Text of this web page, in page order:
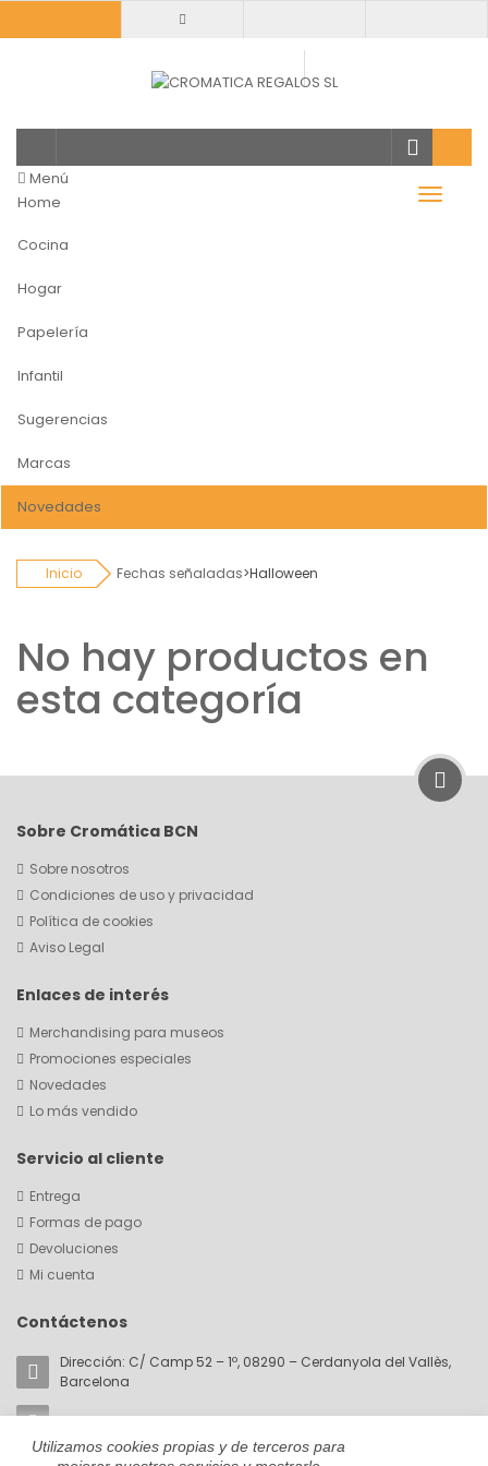
categorias
Menú
Home
Cocina
Hogar
Papelería
Infantil
Sugerencias
Marcas
Novedades
Inicio Fechas señaladas>Halloween
No hay productos en
esta categoría
Sobre Cromática BCN
Sobre nosotros
Condiciones de uso y privacidad
Política de cookies
Aviso Legal
Enlaces de interés
Merchandising para museos
Promociones especiales
Novedades
Lo más vendido
Servicio al cliente
Entrega
Formas de pago
Devoluciones
Mi cuenta
Contáctenos
Dirección: C/ Camp 52 – 1º, 08290 – Cerdanyola del Vallès,
Barcelona
Email:akorin@cromaticabcn.com
Utilizamos cookies propias y de terceros para